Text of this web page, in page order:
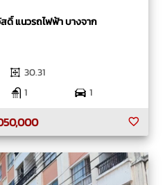
ดิ์ แนวรถไฟฟ้า บางจาก
30.31
1
1